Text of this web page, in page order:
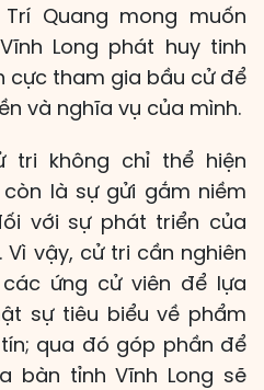
Quang mong muốn
Long phát huy tinh
cực tham gia bầu cử để
và nghĩa vụ của mình.
tri không chỉ thể hiện
là sự gửi gắm niềm
với sự phát triển của
vậy, cử tri cần nghiên
ứng cử viên để lựa
sự tiêu biểu về phẩm
qua đó góp phần để
bàn tỉnh Vĩnh Long sẽ